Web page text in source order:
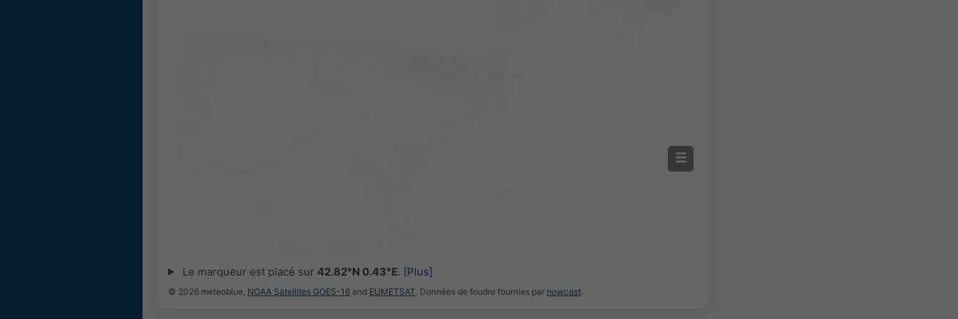
Le marqueur est placé sur 42.82°N 0.43°E. [Plus]
© 2026 meteoblue, NOAA Satellites GOES-16 and EUMETSAT. Données de foudre fournies par nowcast.